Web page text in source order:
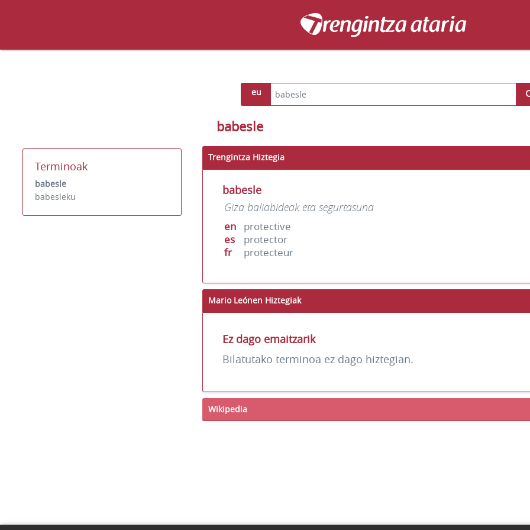
eu
Terminoak
babesle
babesleku
babesle
Trengintza Hiztegia
babesle
Giza baliabideak eta segurtasuna
en
protective
es
protector
fr
protecteur
Mario Leónen Hiztegiak
Ez dago emaitzarik
Bilatutako terminoa ez dago hiztegian.
Wikipedia